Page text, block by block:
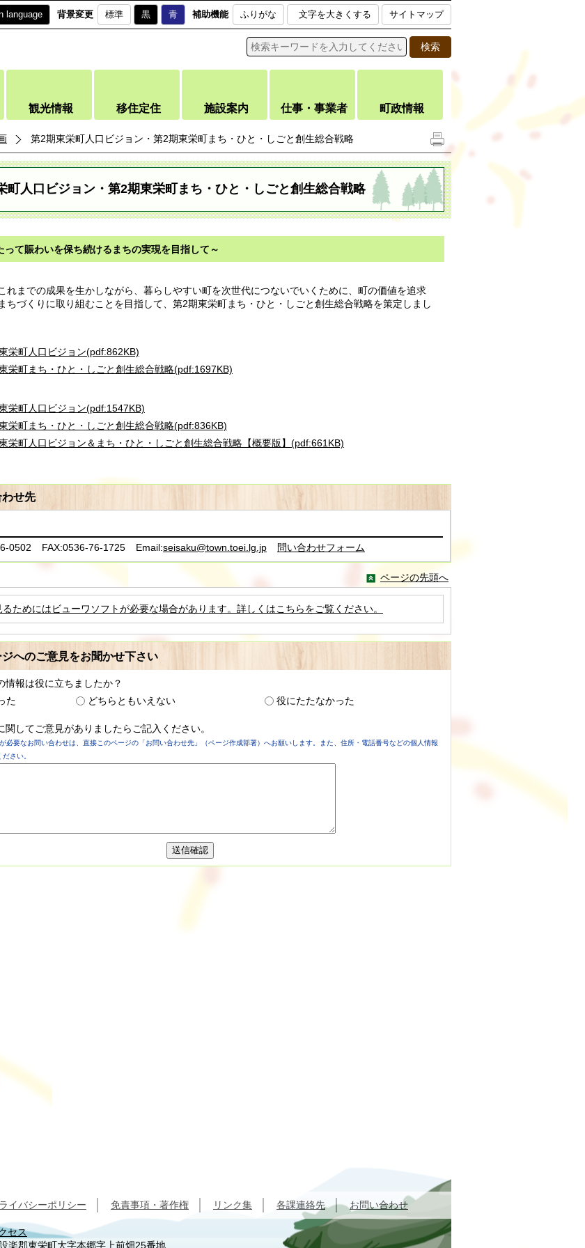
language 背景変更 標準 黒 青 補助機能 ふりがな 文字を大きくする サイトマップ
観光情報 移住定住 施設案内 仕事・事業者 町政情報
第2期東栄町人口ビジョン・第2期東栄町まち・ひと・しごと創生総合戦略
町人口ビジョン・第2期東栄町まち・ひと・しごと創生総合戦略
って賑わいを保ち続けるまちの実現を目指して～
れまでの成果を生かしながら、暮らしやすい町を次世代につないでいくために、町の価値を追求
ちづくりに取り組むことを目指して、第2期東栄町まち・ひと・しごと創生総合戦略を策定しまし
栄町人口ビジョン(pdf:862KB)
栄町まち・ひと・しごと創生総合戦略(pdf:1697KB)
栄町人口ビジョン(pdf:1547KB)
栄町まち・ひと・しごと創生総合戦略(pdf:836KB)
栄町人口ビジョン＆まち・ひと・しごと創生総合戦略【概要版】(pdf:661KB)
せ先
0502 FAX:0536-76-1725 Email:seisaku@town.toei.lg.jp 問い合わせフォーム
ページの先頭へ
ためにはビューワソフトが必要な場合があります。詳しくはこちらをご覧ください。
へのご意見をお聞かせ下さい
情報は役に立ちましたか？
た
どちらともいえない 役にたたなかった
関してご意見がありましたらご記入ください。
が必要なお問い合わせは、直接このページの「お問い合わせ先」（ページ作成部署）へお願いします。また、住所・電話番号などの個人情報
さい。
イバシーポリシー 免責事項・著作権 リンク集 各課連絡先 お問い合わせ
セス
郡東栄町大字本郷字上前畑25番地